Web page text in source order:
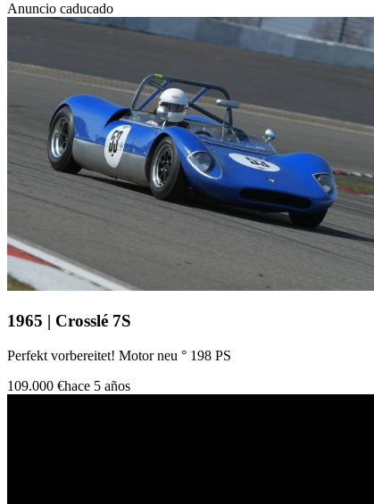
Anuncio caducado
1965 | Crosslé 7S
Perfekt vorbereitet! Motor neu ° 198 PS
109.000 €hace 5 años